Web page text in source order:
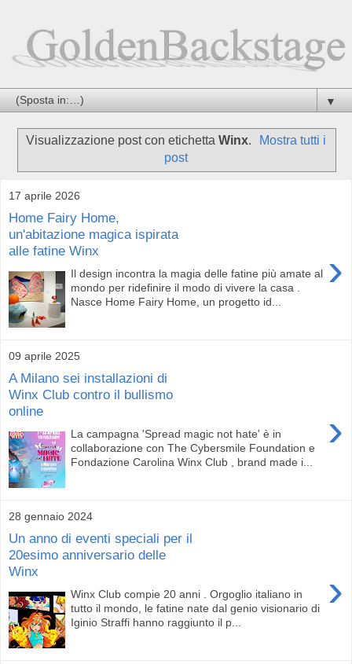
▼
Visualizzazione post con etichetta Winx.
Mostra tutti i
post
17 aprile 2026
Home Fairy Home,
un'abitazione magica ispirata
alle fatine Winx
›
Il design incontra la magia delle fatine più amate al
mondo per ridefinire il modo di vivere la casa .
Nasce Home Fairy Home, un progetto id...
09 aprile 2025
A Milano sei installazioni di
Winx Club contro il bullismo
online
›
La campagna 'Spread magic not hate' è in
collaborazione con The Cybersmile Foundation e
Fondazione Carolina Winx Club , brand made i...
28 gennaio 2024
Un anno di eventi speciali per il
20esimo anniversario delle
Winx
›
Winx Club compie 20 anni . Orgoglio italiano in
tutto il mondo, le fatine nate dal genio visionario di
Iginio Straffi hanno raggiunto il p...